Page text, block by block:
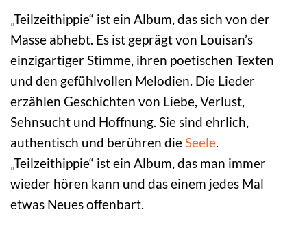
„Teilzeithippie“ ist ein Album, das sich von der
Masse abhebt. Es ist geprägt von Louisan’s
einzigartiger Stimme, ihren poetischen Texten
und den gefühlvollen Melodien. Die Lieder
erzählen Geschichten von Liebe, Verlust,
Sehnsucht und Hoffnung. Sie sind ehrlich,
authentisch und berühren die Seele
„Teilzeithippie“ ist ein Album, das man immer
wieder hören kann und das einem jedes Mal
etwas Neues offenbart.